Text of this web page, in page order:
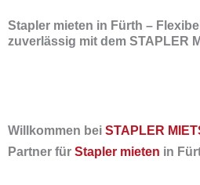
Stapler mieten in Fürth –
zuverlässig mit dem STAPLER
Willkommen bei STAPLER
Partner für Stapler mieten in